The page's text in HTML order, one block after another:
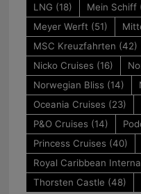
LNG (18) Mein Schiff
Meyer Werft (51)
MSC Kreuzfahrten (42)
Nicko Cruises (16)
Norwegian Bliss (14)
Oceania Cruises (23)
P&O Cruises (14)
Princess Cruises (40)
Royal Caribbean
Thorsten Castle (48)